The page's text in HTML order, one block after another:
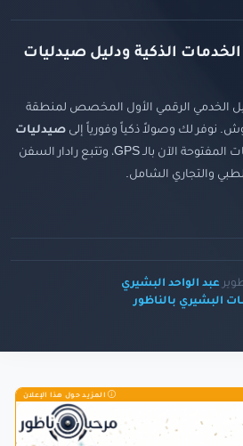
الخدمات الذكية ودليل صيدليات
الخدمي الرقمي الأول المخصص لمنطقة
نوفر لك وصولاً ذكياً وفورياً إلى صيدليات
والصيدليات المفتوحة الآن بالـ GPS، وتتبع رادار السفن
والتجاري الشامل.
عبد الواحد البشيري
البشيري بالناظور
المزيد حول هذا الإعلان